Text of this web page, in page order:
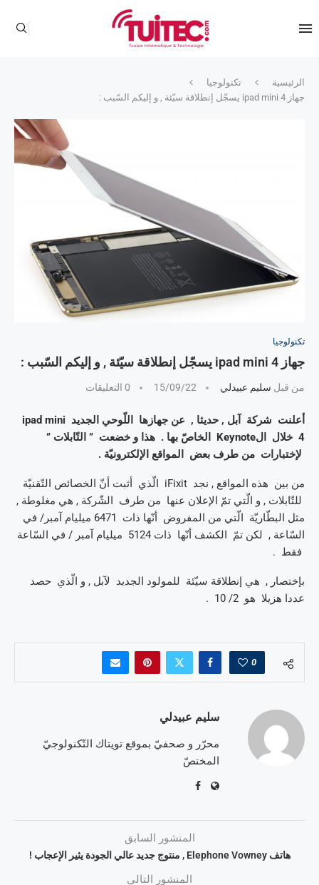
الرئيسية
تكنولوجيا
جهاز ipad mini 4 يسجّل إنطلاقة سيّئة , و إليكم السّبب :
تكنولوجيا
جهاز ipad mini 4 يسجّل إنطلاقة سيّئة , و إليكم السّبب :
من قبل سليم عبيدلي 15/09/22 0 التعليقات
أعلنت شركة آبل , حديثا , عن جهازها اللّوحي الجديد ipad mini
4 خلال الKeynote الخاصّ بها . هذا و خضعت ” التّابلات ”
لإختبارات من طرف بعض المواقع الإلكترونيّة .
من بين هذه المواقع , نجد iFixit الّذي أثبت أنّ الخصائص التّقنيّة
للتّابلات , و الّتي تمّ الإعلان عنها من طرف الشّركة , هي مغلوطة ,
مثل البطّاريّة الّتي من المفروض أنّها ذات 6471 ميليام آمبر/ في
السّاعة , لكن تمّ الكشف أنّها ذات 5124 ميليام آمبر / في السّاعة
فقط .
بإختصار , هي إنطلاقة سيّئة للمولود الجديد لآبل , و الّذي حصد
عددا هزيلا هو 2/ 10 .
0
سليم عبيدلي
محرّر و صحفيّ بموقع تويتاك التّكنولوجيّ
المختصّ
المنشور السابق
هاتف Elephone Vowney , منتوج جديد عالي الجودة يثير الإعجاب !
المنشور التالي